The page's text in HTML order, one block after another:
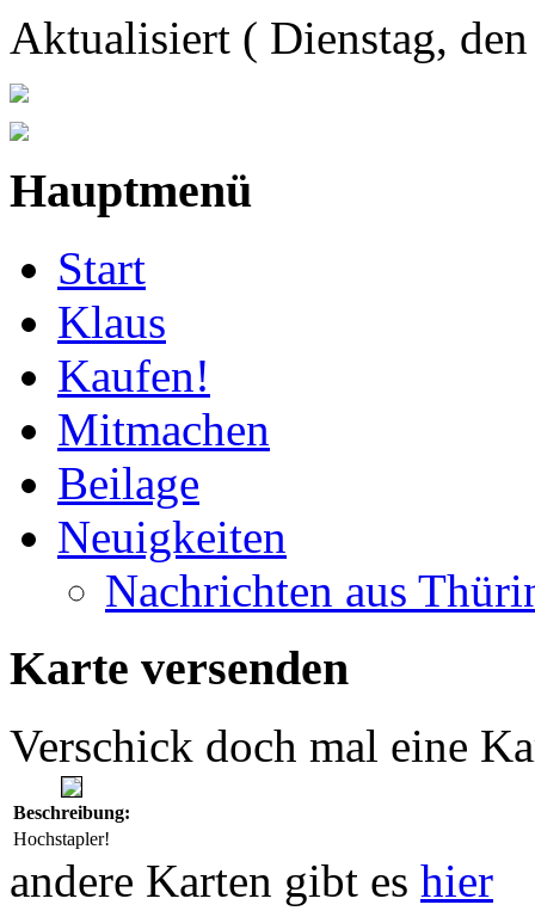
Aktualisiert ( Dienstag,
Hauptmenü
Start
Klaus
Kaufen!
Mitmachen
Beilage
Neuigkeiten
Nachrichten aus
Karte versenden
Verschick doch mal eine
Beschreibung:
Hochstapler!
andere Karten gibt es hier